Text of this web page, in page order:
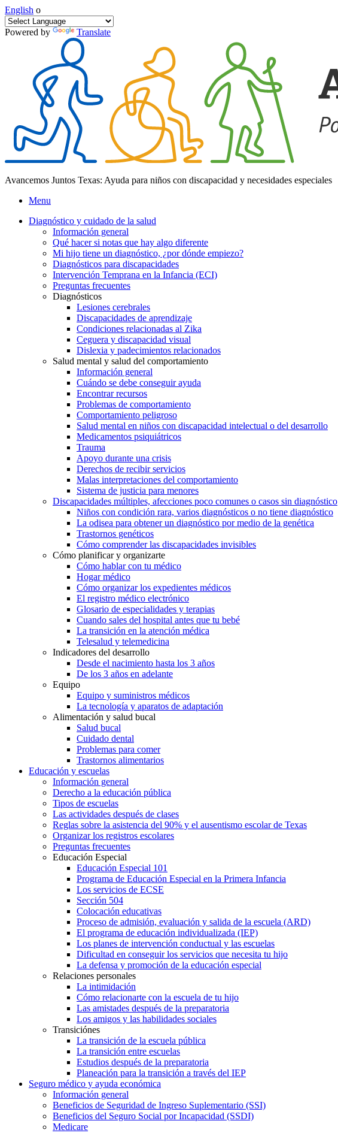
English o
Powered by Translate
Avancemos Juntos Texas: Ayuda para niños con discapacidad y necesidades especiales
Menu
Diagnóstico y cuidado de la salud
Información general
Qué hacer si notas que hay algo diferente
Mi hijo tiene un diagnóstico, ¿por dónde empiezo?
Diagnósticos para discapacidades
Intervención Temprana en la Infancia (ECI)
Preguntas frecuentes
Diagnósticos
Lesiones cerebrales
Discapacidades de aprendizaje
Condiciones relacionadas al Zika
Ceguera y discapacidad visual
Dislexia y padecimientos relacionados
Salud mental y salud del comportamiento
Información general
Cuándo se debe conseguir ayuda
Encontrar recursos
Problemas de comportamiento
Comportamiento peligroso
Salud mental en niños con discapacidad intelectual o del desarrollo
Medicamentos psiquiátricos
Trauma
Apoyo durante una crisis
Derechos de recibir servicios
Malas interpretaciones del comportamiento
Sistema de justicia para menores
Discapacidades múltiples, afecciones poco comunes o casos sin diagnóstico
Niños con condición rara, varios diagnósticos o no tiene diagnóstico
La odisea para obtener un diagnóstico por medio de la genética
Trastornos genéticos
Cómo comprender las discapacidades invisibles
Cómo planificar y organizarte
Cómo hablar con tu médico
Hogar médico
Cómo organizar los expedientes médicos
El registro médico electrónico
Glosario de especialidades y terapias
Cuando sales del hospital antes que tu bebé
La transición en la atención médica
Telesalud y telemedicina
Indicadores del desarrollo
Desde el nacimiento hasta los 3 años
De los 3 años en adelante
Equipo
Equipo y suministros médicos
La tecnología y aparatos de adaptación
Alimentación y salud bucal
Salud bucal
Cuidado dental
Problemas para comer
Trastornos alimentarios
Educación y escuelas
Información general
Derecho a la educación pública
Tipos de escuelas
Las actividades después de clases
Reglas sobre la asistencia del 90% y el ausentismo escolar de Texas
Organizar los registros escolares
Preguntas frecuentes
Educación Especial
Educación Especial 101
Programa de Educación Especial en la Primera Infancia
Los servicios de ECSE
Sección 504
Colocación educativas
Proceso de admisión, evaluación y salida de la escuela (ARD)
El programa de educación individualizada (IEP)
Los planes de intervención conductual y las escuelas
Dificultad en conseguir los servicios que necesita tu hijo
La defensa y promoción de la educación especial
Relaciones personales
La intimidación
Cómo relacionarte con la escuela de tu hijo
Las amistades después de la preparatoria
Los amigos y las habilidades sociales
Transiciónes
La transición de la escuela pública
La transición entre escuelas
Estudios después de la preparatoria
Planeación para la transición a través del IEP
Seguro médico y ayuda económica
Información general
Beneficios de Seguridad de Ingreso Suplementario (SSI)
Beneficios del Seguro Social por Incapacidad (SSDI)
Medicare